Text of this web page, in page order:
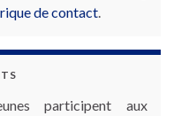
de contact
participent aux